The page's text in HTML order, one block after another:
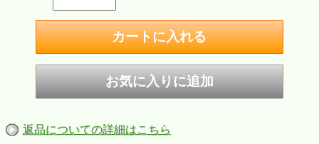
返品についての詳細はこちら